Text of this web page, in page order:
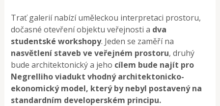
Trať galerií nabízí uměleckou interpretaci prostoru,
dočasné otevření objektu veřejnosti a dva
studentské workshopy. Jeden se zaměří na
nasvětlení staveb ve veřejném prostoru, druhý
bude architektonický a jeho cílem bude najít pro
Negrelliho viadukt vhodný architektonicko-
ekonomický model, který by nebyl postavený na
standardním developerském principu.